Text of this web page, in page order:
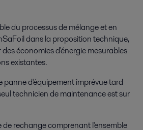
du processus de mélange et en
dans la proposition technique,
économies d'énergie mesurables
existantes.
panne d'équipement imprévue tard
technicien de maintenance est sur
rechange comprenant l'ensemble